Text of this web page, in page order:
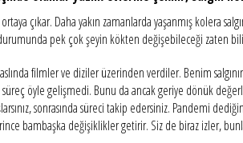
çıkar. Daha yakın zamanlarda yaşanmış kolera
durumunda pek çok şeyin kökten değişebileceği zaten
filmler ve diziler üzerinden verdiler. Benim
öyle gelişmedi. Bunu da ancak geriye dönük
sonrasında süreci takip edersiniz. Pandemi
bambaşka değişiklikler getirir. Siz de biraz izler,